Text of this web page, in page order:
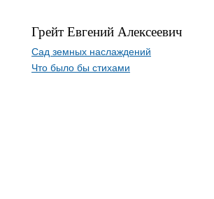
Грейт Евгений Алексеевич
Сад земных наслаждений
Что было бы стихами